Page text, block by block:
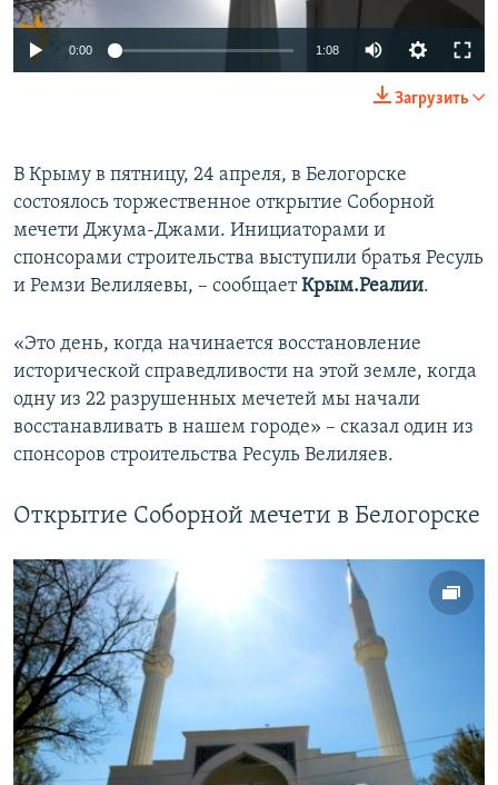
ПОБЕДИТЕЛЕЙ НЕ СУДЯТ?
КРЫМ.НЕПОКОРЕННЫЙ
ПРИСОЕДИНЯЙТЕСЬ!
Все сайты RFE/RL
0:00 1:08
Загрузить
В Крыму в пятницу, 24 апреля, в Белогорске
состоялось торжественное открытие Соборной
мечети Джума-Джами. Инициаторами и
спонсорами строительства выступили братья Ресуль
и Ремзи Велиляевы, – сообщаетКрым.Реалии.
«Это день, когда начинается восстановление
исторической справедливости на этой земле, когда
одну из 22 разрушенных мечетей мы начали
восстанавливать в нашем городе» – сказал один из
спонсоров строительства Ресуль Велиляев.
Открытие Соборной мечети в Белогорске